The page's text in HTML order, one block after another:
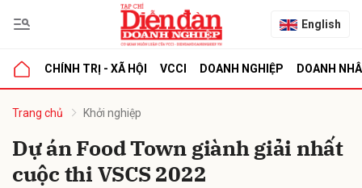
English
CHÍNH TRỊ - XÃ HỘI VCCI DOANH NGHIỆP DOANH
Trang chủ Khởi nghiệp
Dự án Food Town giành giải nhất
cuộc thi VSCS 2022
luận